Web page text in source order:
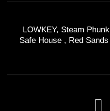
LOWKEY, Steam
Safe House , Red